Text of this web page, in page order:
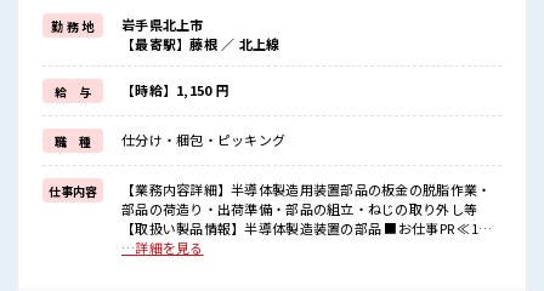
基本的に髪色自由で明るすぎたり奇抜でなければOKです！
(規定有)≪動きやすい制服アリ≫
制服があるので、
毎日の服装の悩み解消♪
≪未経験OKの仕事≫
新しいことにチャレンジするのは不安だけど、
しっかり働く環境が整っています！
イチからスキルUP・ステップUP目指していきましょう！
≪収入アップを目指せる≫
高時給だらけの派遣のお仕事です！
■職場の雰囲気
キバツ過ぎなければ髪色・髪型は自由！
勤 務 地
岩手県北上市
【最寄駅】藤根 ／ 北上線
給 与 【時給】1,150 円
職 種 仕分け・梱包・ピッキング
仕事内容
【業務内容詳細】半導体製造用装置部品の板金の脱脂作業・
部品の荷造り・出荷準備・部品の組立・ねじの取り外し等
【取扱い製品情報】半導体製造装置の部品 ■お仕事PR ≪1日1
時間程の残業で収入アップ≫ 残業は月20時間未満で、 ほどよ
…詳細を見る